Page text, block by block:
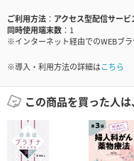
ご利用方法
アクセス型配信サービ
同時使用端末数
1
※インターネット経由でのWEBブ
※導入・利用方法の詳細はこちら
この商品を買った人は